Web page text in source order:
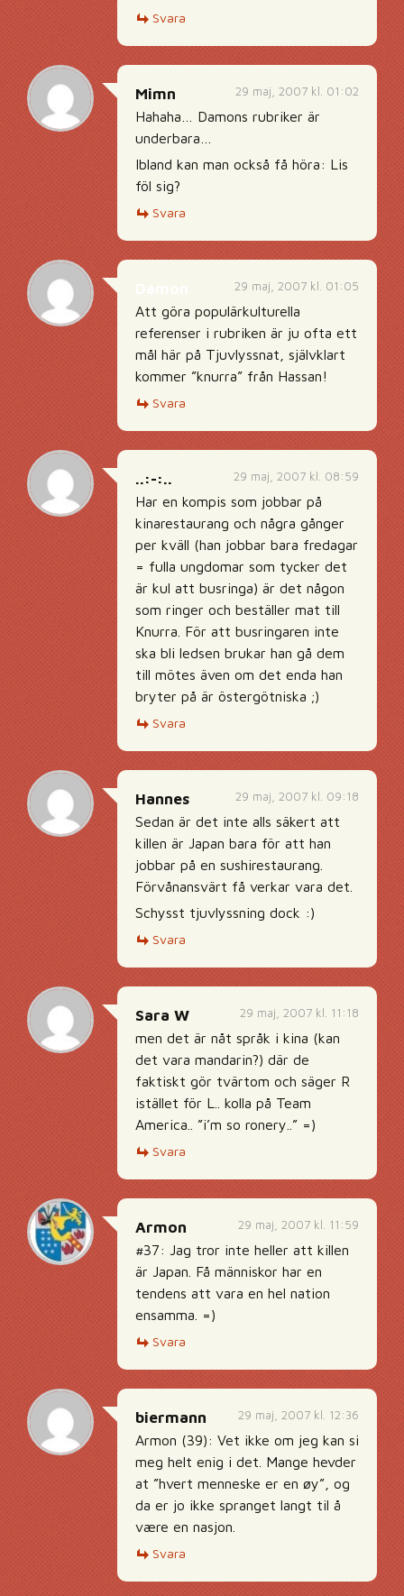
Svara
29 maj, 2007 kl. 01:02
Mimn
Hahaha… Damons rubriker är
underbara…
Ibland kan man också få höra: Lis
föl sig?
Svara
29 maj, 2007 kl. 01:05
Att göra populärkulturella
referenser i rubriken är ju ofta ett
mål här på Tjuvlyssnat, självklart
kommer ”knurra” från Hassan!
Svara
29 maj, 2007 kl. 08:59
..:-:..
Har en kompis som jobbar på
kinarestaurang och några gånger
per kväll (han jobbar bara fredagar
= fulla ungdomar som tycker det
är kul att busringa) är det någon
som ringer och beställer mat till
Knurra. För att busringaren inte
ska bli ledsen brukar han gå dem
till mötes även om det enda han
bryter på är östergötniska ;)
Svara
29 maj, 2007 kl. 09:18
Hannes
Sedan är det inte alls säkert att
killen är Japan bara för att han
jobbar på en sushirestaurang.
Förvånansvärt få verkar vara det.
Schysst tjuvlyssning dock :)
Svara
29 maj, 2007 kl. 11:18
Sara W
men det är nåt språk i kina (kan
det vara mandarin?) där de
faktiskt gör tvärtom och säger R
istället för L.. kolla på Team
America.. ”i’m so ronery..” =)
Svara
29 maj, 2007 kl. 11:59
Armon
#37: Jag tror inte heller att killen
är Japan. Få människor har en
tendens att vara en hel nation
ensamma. =)
Svara
29 maj, 2007 kl. 12:36
biermann
Armon (39): Vet ikke om jeg kan si
meg helt enig i det. Mange hevder
at ”hvert menneske er en øy”, og
da er jo ikke spranget langt til å
være en nasjon.
Svara